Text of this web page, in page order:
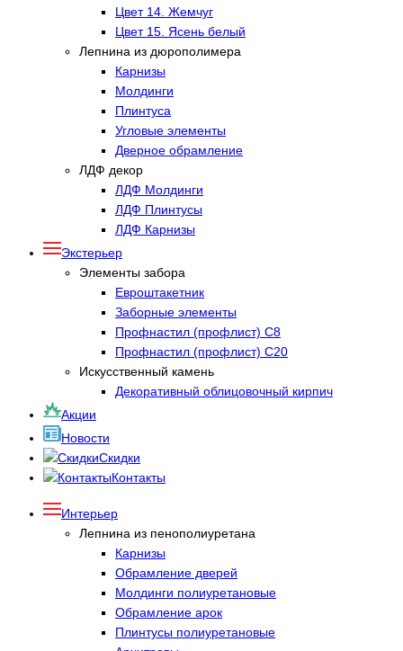
Цвет 14. Жемчуг
Цвет 15. Ясень белый
Лепнина из дюрополимера
Карнизы
Молдинги
Плинтуса
Угловые элементы
Дверное обрамление
ЛДФ декор
ЛДФ Молдинги
ЛДФ Плинтусы
ЛДФ Карнизы
Экстерьер
Элементы забора
Евроштакетник
Заборные элементы
Профнастил (профлист) С8
Профнастил (профлист) С20
Искусственный камень
Декоративный облицовочный кирпич
Акции
Новости
Скидки
Контакты
Интерьер
Лепнина из пенополиуретана
Карнизы
Обрамление дверей
Молдинги полиуретановые
Обрамление арок
Плинтусы полиуретановые